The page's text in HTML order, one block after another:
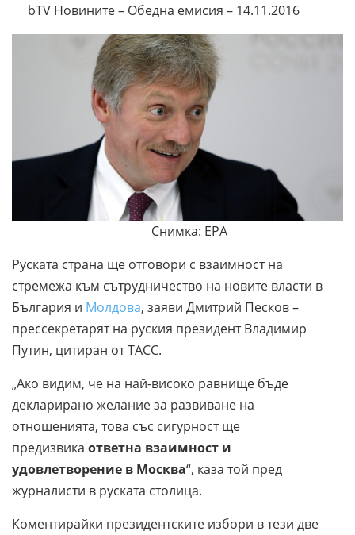
bTV Новините – Обедна емисия – 14.11.2016
Снимка: EPA
Руската страна ще отговори с взаимност на
стремежа към сътрудничество на новите власти в
България и Молдова, заяви Дмитрий Песков –
прессекретарят на руския президент Владимир
Путин, цитиран от ТАСС.
„Ако видим, че на най-високо равнище бъде
декларирано желание за развиване на
отношенията, това със сигурност ще
предизвика ответна взаимност и
удовлетворение в Москва“, каза той пред
журналисти в руската столица.
Коментирайки президентските избори в тези две